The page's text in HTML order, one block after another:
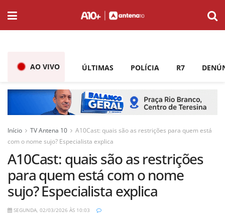
AO VIVO ÚLTIMAS POLÍCIA R7
Início TV Antena 10
A10Cast: quais são as restrições para quem está
com o nome sujo? Especialista explica
A10Cast: quais são as restrições
para quem está com o nome
sujo? Especialista explica
SEGUNDA, 02/03/2026 ÀS 10:03